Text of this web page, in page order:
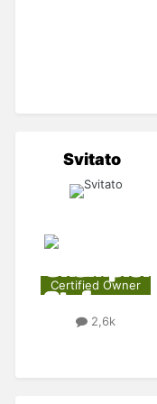
Svitato
Certified Owner
2,6k